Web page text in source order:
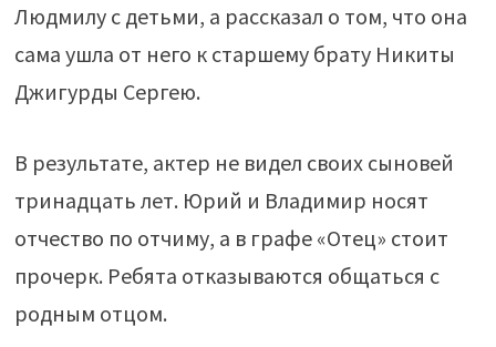
Людмилу с детьми, а рассказал о том, что она
сама ушла от него к старшему брату Никиты
Джигурды Сергею.
В результате, актер не видел своих сыновей
тринадцать лет. Юрий и Владимир носят
отчество по отчиму, а в графе «Отец» стоит
прочерк. Ребята отказываются общаться с
родным отцом.